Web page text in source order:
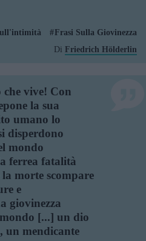
Frasi Sulla Giovinezza
Di Friedrich Hölderlin
che vive! Con
la sua
umano lo
disperdono
mondo
ferrea fatalità
morte scompare
e
giovinezza
[...] un dio
un mendicante